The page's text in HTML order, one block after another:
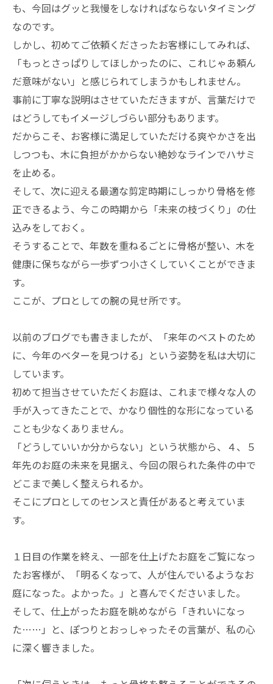
も、今回はグッと我慢をしなければならないタイミング
なのです。
しかし、初めてご依頼くださったお客様にしてみれば、
「もっとさっぱりしてほしかったのに、これじゃあ頼ん
だ意味がない」と感じられてしまうかもしれません。
事前に丁寧な説明はさせていただきますが、言葉だけで
はどうしてもイメージしづらい部分もあります。
だからこそ、お客様に満足していただける爽やかさを出
しつつも、木に負担がかからない絶妙なラインでハサミ
を止める。
そして、次に迎える最適な剪定時期にしっかり骨格を修
正できるよう、今この時期から「未来の枝づくり」の仕
込みをしておく。
そうすることで、年数を重ねるごとに骨格が整い、木を
健康に保ちながら一歩ずつ小さくしていくことができま
す。
ここが、プロとしての腕の見せ所です。
以前のブログでも書きましたが、「来年のベストのため
に、今年のベターを見つける」という姿勢を私は大切に
しています。
初めて担当させていただくお庭は、これまで様々な人の
手が入ってきたことで、かなり個性的な形になっている
ことも少なくありません。
「どうしていいか分からない」という状態から、４、５
年先のお庭の未来を見据え、今回の限られた条件の中で
どこまで美しく整えられるか。
そこにプロとしてのセンスと責任があると考えていま
す。
１日目の作業を終え、一部を仕上げたお庭をご覧になっ
たお客様が、「明るくなって、人が住んでいるようなお
庭になった。よかった。」と喜んでくださいました。
そして、仕上がったお庭を眺めながら「きれいになっ
た……」と、ぽつりとおっしゃったその言葉が、私の心
に深く響きました。